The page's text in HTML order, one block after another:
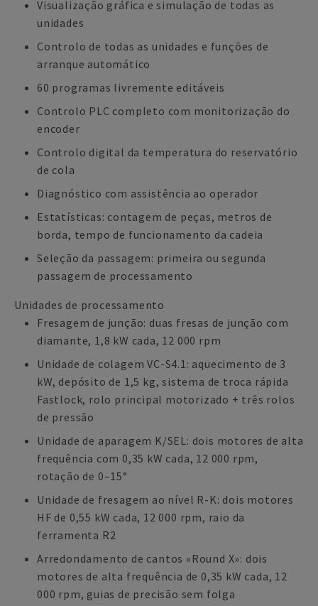
Visualização gráfica e simulação de todas as
unidades
Controlo de todas as unidades e funções de
arranque automático
60 programas livremente editáveis
Controlo PLC completo com monitorização do
encoder
Controlo digital da temperatura do reservatório
de cola
Diagnóstico com assistência ao operador
Estatísticas: contagem de peças, metros de
borda, tempo de funcionamento da cadeia
Seleção da passagem: primeira ou segunda
passagem de processamento
Unidades de processamento
Fresagem de junção: duas fresas de junção com
diamante, 1,8 kW cada, 12 000 rpm
Unidade de colagem VC-S4.1: aquecimento de 3
kW, depósito de 1,5 kg, sistema de troca rápida
Fastlock, rolo principal motorizado + três rolos
de pressão
Unidade de aparagem K/SEL: dois motores de alta
frequência com 0,35 kW cada, 12 000 rpm,
rotação de 0–15°
Unidade de fresagem ao nível R-K: dois motores
HF de 0,55 kW cada, 12 000 rpm, raio da
ferramenta R2
Arredondamento de cantos «Round X»: dois
motores de alta frequência de 0,35 kW cada, 12
000 rpm, guias de precisão sem folga